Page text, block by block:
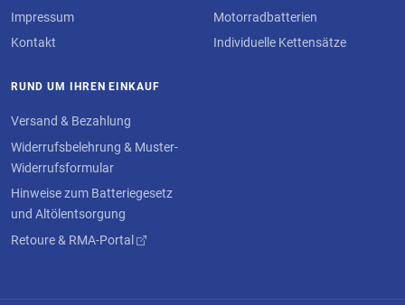
Impressum
Kontakt
Motorradbatterien
Individuelle Kettensätze
RUND UM IHREN EINKAUF
Versand & Bezahlung
Widerrufsbelehrung & Muster-
Widerrufsformular
Hinweise zum Batteriegesetz
und Altölentsorgung
Retoure & RMA-Portal